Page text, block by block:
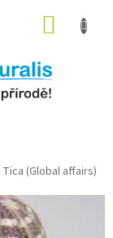
Tica (Global affairs)